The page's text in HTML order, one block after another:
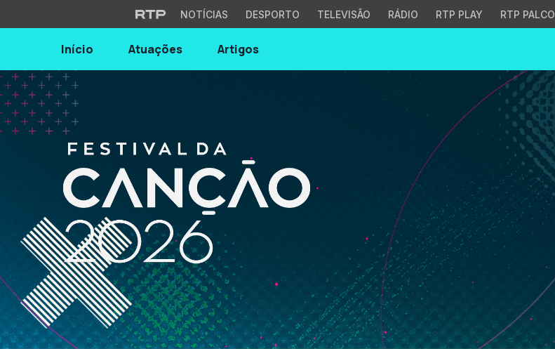
NOTÍCIAS DESPORTO TELEVISÃO RÁDIO RTP PLAY RTP PALCO
Início Atuações Artigos